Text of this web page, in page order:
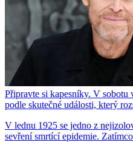
Připravte si kapesníky. V
podle skutečné události, který
V lednu 1925 se jedno z
sevření smrtící epidemie.